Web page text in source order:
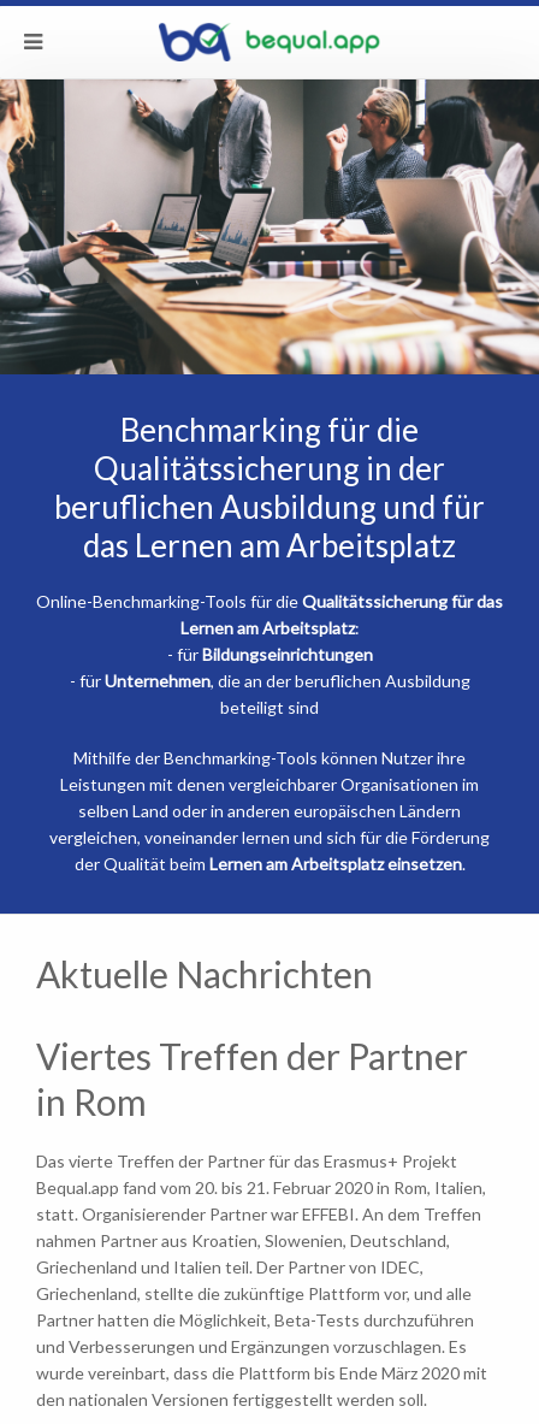
Benchmarking für die
Qualitätssicherung in der
beruflichen Ausbildung und für
das Lernen am Arbeitsplatz
Online-Benchmarking-Tools für dieQualitätssicherung für das
Lernen am Arbeitsplatz:
- fürBildungseinrichtungen
- fürUnternehmen, die an der beruflichen Ausbildung
beteiligt sind
Mithilfe der Benchmarking-Tools können Nutzer ihre
Leistungen mit denen vergleichbarer Organisationen im
selben Land oder in anderen europäischen Ländern
vergleichen, voneinander lernen und sich für die Förderung
der Qualität beim Lernen am Arbeitsplatz einsetzen.
Aktuelle Nachrichten
Viertes Treffen der Partner
in Rom
Das vierte Treffen der Partner für das Erasmus+ Projekt
Bequal.app fand vom 20. bis 21. Februar 2020 in Rom, Italien,
statt. Organisierender Partner war EFFEBI. An dem Treffen
nahmen Partner aus Kroatien, Slowenien, Deutschland,
Griechenland und Italien teil. Der Partner von IDEC,
Griechenland, stellte die zukünftige Plattform vor, und alle
Partner hatten die Möglichkeit, Beta-Tests durchzuführen
und Verbesserungen und Ergänzungen vorzuschlagen. Es
wurde vereinbart, dass die Plattform bis Ende März 2020 mit
den nationalen Versionen fertiggestellt werden soll.